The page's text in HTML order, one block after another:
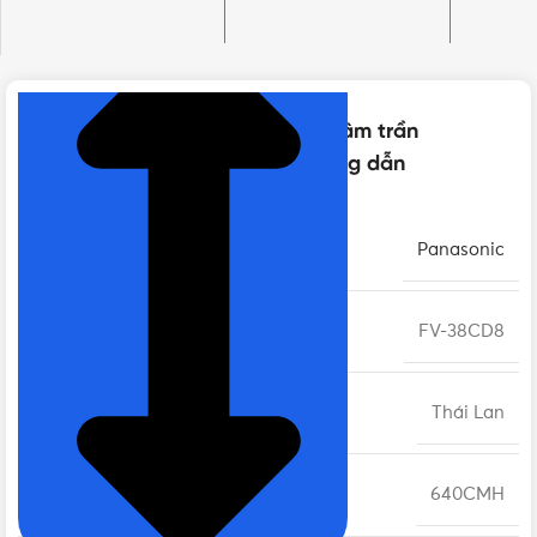
Thông số kỹ thuật của Quạt hút âm trần
Panasonic FV-38CD8 90W, có ống dẫn
Panasonic
FV-38CD8
XUẤT XỨ Thái Lan
LƯU LƯỢNG GIÓ 640CMH